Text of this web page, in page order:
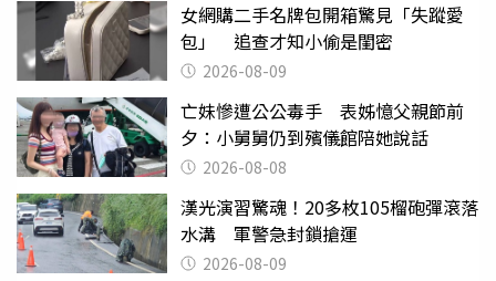
女網購二手名牌包開箱驚見「失蹤愛
包」 追查才知小偷是閨密
2026-08-09
亡妹慘遭公公毒手 表姊憶父親節前
夕：小舅舅仍到殯儀館陪她說話
2026-08-08
漢光演習驚魂！20多枚105榴砲彈滾落
水溝 軍警急封鎖搶運
2026-08-09